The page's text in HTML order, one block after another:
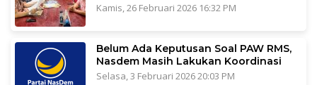
Kamis, 26 Februari 2026 16:32 PM
Belum Ada Keputusan Soal PAW RMS,
Nasdem Masih Lakukan Koordinasi
Selasa, 3 Februari 2026 20:03 PM